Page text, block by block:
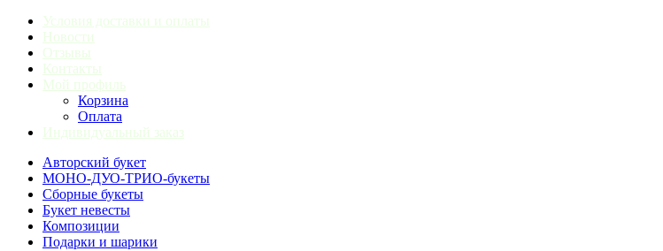
Условия доставки и оплаты
Новости
Отзывы
Контакты
Мой профиль
Корзина
Оплата
Индивидуальный заказ
Авторский букет
МОНО-ДУО-ТРИО-букеты
Сборные букеты
Букет невесты
Композиции
Подарки и шарики